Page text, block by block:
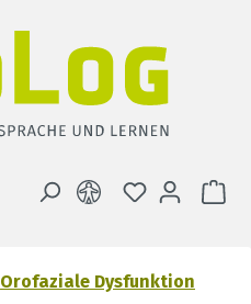
DU HAST 0
Orofaziale Dysfunktion